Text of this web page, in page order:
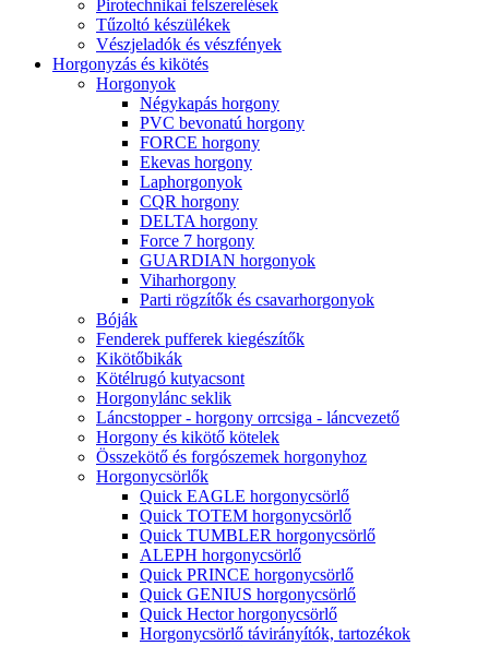
Pirotechnikai felszerelések
Tűzoltó készülékek
Vészjeladók és vészfények
Horgonyzás és kikötés
Horgonyok
Négykapás horgony
PVC bevonatú horgony
FORCE horgony
Ekevas horgony
Laphorgonyok
CQR horgony
DELTA horgony
Force 7 horgony
GUARDIAN horgonyok
Viharhorgony
Parti rögzítők és csavarhorgonyok
Bóják
Fenderek pufferek kiegészítők
Kikötőbikák
Kötélrugó kutyacsont
Horgonylánc seklik
Láncstopper - horgony orrcsiga - láncvezető
Horgony és kikötő kötelek
Összekötő és forgószemek horgonyhoz
Horgonycsörlők
Quick EAGLE horgonycsörlő
Quick TOTEM horgonycsörlő
Quick TUMBLER horgonycsörlő
ALEPH horgonycsörlő
Quick PRINCE horgonycsörlő
Quick GENIUS horgonycsörlő
Quick Hector horgonycsörlő
Horgonycsörlő távirányítók, tartozékok